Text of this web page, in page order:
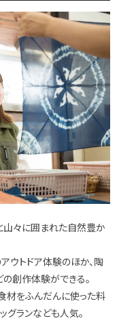
山々に囲まれた自然豊か
ウトドア体験のほか、陶
創作体験ができる。
材をふんだんに使った料
グランなども人気。